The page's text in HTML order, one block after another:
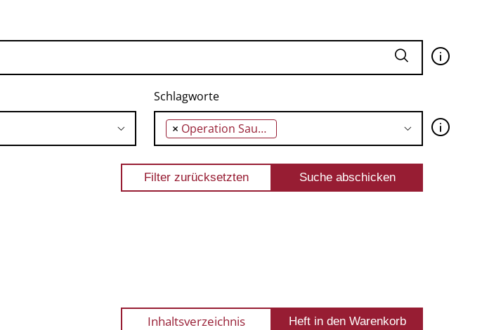
🛈
Schlagworte
× Operation Saubere Hände 🛈
Inhaltsverzeichnis